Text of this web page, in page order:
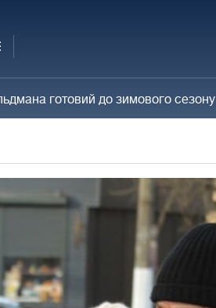
готовий до зимового сезону